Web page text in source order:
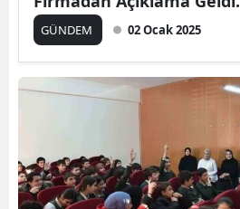
GÜNDEM 02 Ocak 2025